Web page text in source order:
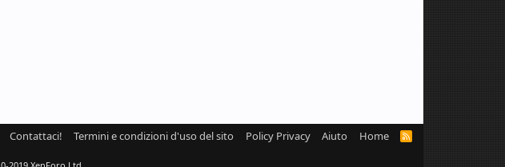
Contattaci! Termini e condizioni d'uso del sito Policy Privacy Aiuto Home
R